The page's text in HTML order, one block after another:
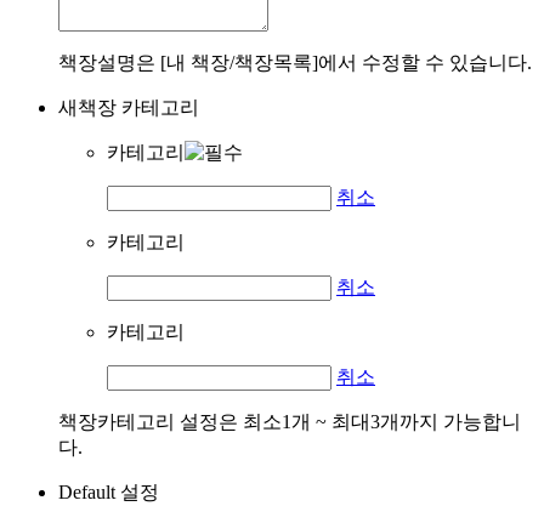
책장설명은 [내 책장/책장목록]에서 수정할 수 있습니다.
새책장 카테고리
카테고리
취소
카테고리
취소
카테고리
취소
책장카테고리 설정은 최소1개 ~ 최대3개까지 가능합니
다.
Default 설정